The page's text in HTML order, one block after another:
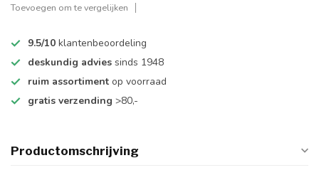
Toevoegen om te vergelijken
9.5/10 klantenbeoordeling
deskundig advies sinds 1948
ruim assortiment op voorraad
gratis verzending >80,-
Productomschrijving